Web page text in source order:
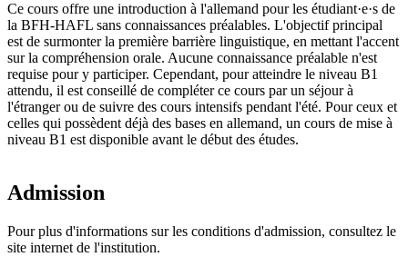
Ce cours offre une introduction à l'allemand pour les étudiant·e·s de
la BFH-HAFL sans connaissances préalables. L'objectif principal
est de surmonter la première barrière linguistique, en mettant l'accent
sur la compréhension orale. Aucune connaissance préalable n'est
requise pour y participer. Cependant, pour atteindre le niveau B1
attendu, il est conseillé de compléter ce cours par un séjour à
l'étranger ou de suivre des cours intensifs pendant l'été. Pour ceux et
celles qui possèdent déjà des bases en allemand, un cours de mise à
niveau B1 est disponible avant le début des études.
Admission
Pour plus d'informations sur les conditions d'admission, consultez le
site internet de l'institution.